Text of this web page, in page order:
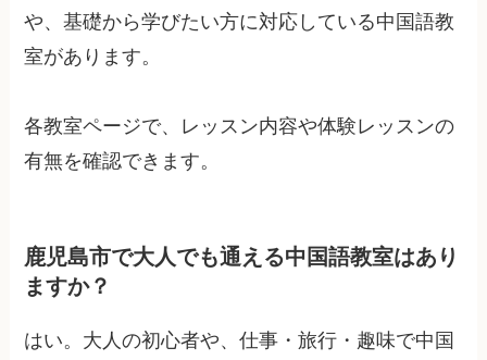
や、基礎から学びたい方に対応している中国語教
室があります。
各教室ページで、レッスン内容や体験レッスンの
有無を確認できます。
鹿児島市で大人でも通える中国語教室はあり
ますか？
はい。大人の初心者や、仕事・旅行・趣味で中国